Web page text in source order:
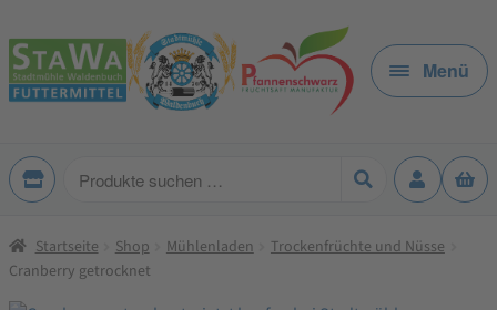
Zur
Navigation
springen
Zum
Inhalt
springen
Menü
Produkte
Startseite Shop Mühlenladen
Trockenfrüchte und Nüsse
Cranberry getrocknet